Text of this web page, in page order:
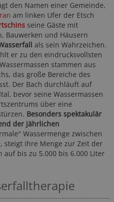
den Namen einer Gemeinde,
am linken Ufer der Etsch
seine Gäste mit
Bauwerken und Häusern
als sein Wahrzeichen.
er zu den eindrucksvollsten
stammen aus
das große Bereiche des
Der Bach durchläuft auf
bevor seine Wassermassen
über eine
Besonders spektakulär
der jährlichen
Wassermenge zwischen
steigt ihre Menge zur Zeit der
auf bis zu 5.000 bis 6.000 Liter